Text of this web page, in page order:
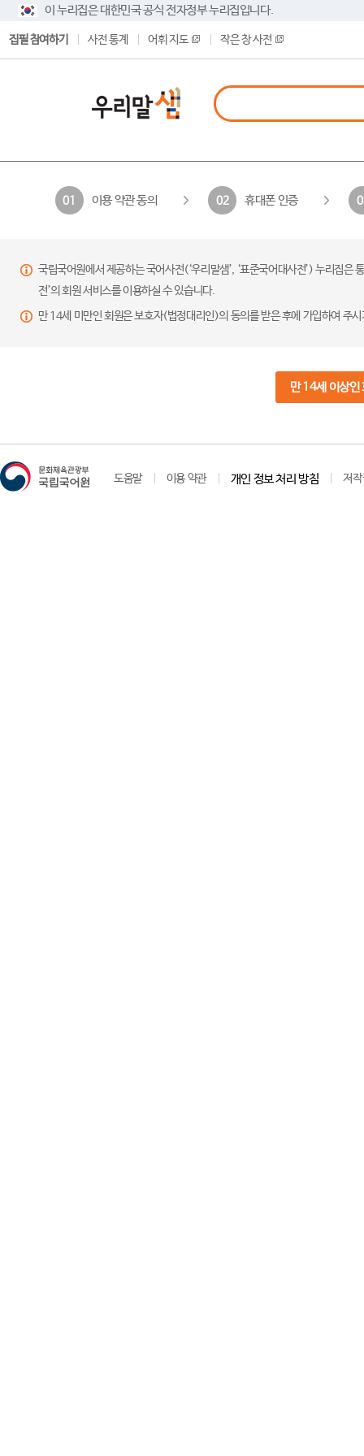
이 누리집은 대한민국 공식 전자정부 누리집입니다.
집필 참여하기 사전 통계 어휘 지도 작은 창 사전
01 이용 약관 동의 02 휴대폰 인증
국립국어원에서 제공하는 국어사전(‘우리말샘’, ‘표준국어대사전’) 누리집
전’의 회원 서비스를 이용하실 수 있습니다.
만 14세 미만인 회원은 보호자(법정대리인)의 동의를 받은 후에 가입하여 주
만 14세 이상인
도움말 이용 약관 개인 정보 처리 방침 저